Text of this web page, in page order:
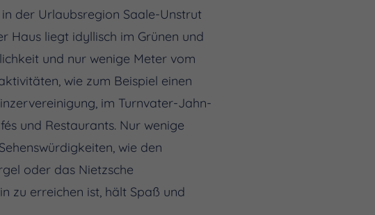
der Urlaubsregion Saale-Unstrut
Haus liegt idyllisch im Grünen und
und nur wenige Meter vom
wie zum Beispiel einen
im Turnvater-Jahn-
und Restaurants. Nur wenige
wie den
oder das Nietzsche
zu erreichen ist, hält Spaß und